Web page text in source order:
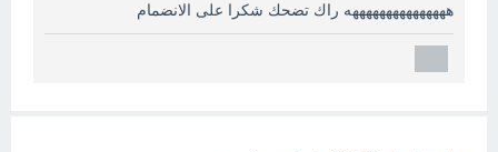
هههههههههههههههه راك تضحك شكرا على الانضمام